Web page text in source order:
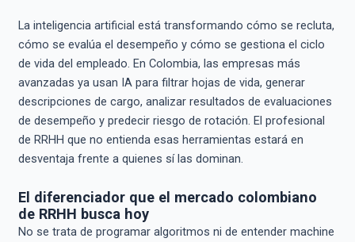
La inteligencia artificial está transformando cómo se recluta,
cómo se evalúa el desempeño y cómo se gestiona el ciclo
de vida del empleado. En Colombia, las empresas más
avanzadas ya usan IA para filtrar hojas de vida, generar
descripciones de cargo, analizar resultados de evaluaciones
de desempeño y predecir riesgo de rotación. El profesional
de RRHH que no entienda esas herramientas estará en
desventaja frente a quienes sí las dominan.
El diferenciador que el mercado colombiano
de RRHH busca hoy
No se trata de programar algoritmos ni de entender machine